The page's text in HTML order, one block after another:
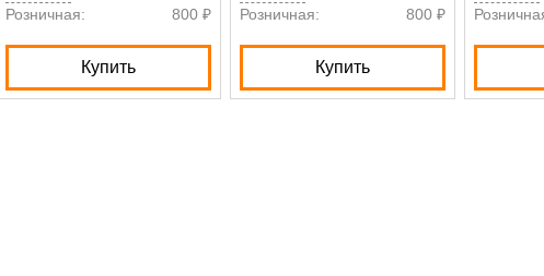
Розничная: 800 ₽
Купить
Розничная: 800 ₽
Купить